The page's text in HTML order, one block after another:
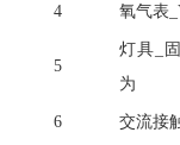
4 氧气表
5
灯具 _
为
6 交流接